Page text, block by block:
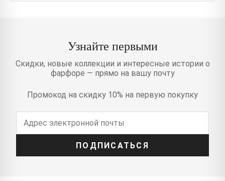
Узнайте первыми
Скидки, новые коллекции и интересные истории о
фарфоре — прямо на вашу почту
Промокод на скидку 10% на первую покупку
ПОДПИСАТЬСЯ